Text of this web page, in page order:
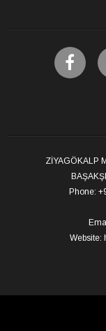
ZİYAGÖKALP
Phone:
Website: